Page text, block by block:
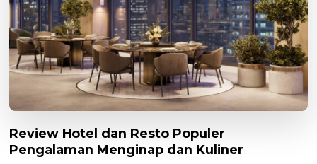
Review Hotel dan Resto Populer
Pengalaman Menginap dan Kuliner